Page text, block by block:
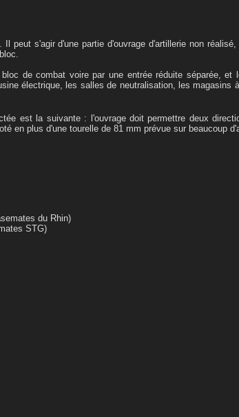
peut s'agir d'une partie d'ouvrage d'artillerie non
de combat voire par une entrée réduite séparée,
électrique, les salles de neutralisation, les
est la suivante : l'ouvrage doit permettre deux
en plus d'une tourelle de 81 mm prévue sur beaucoup
du Rhin)
STG)